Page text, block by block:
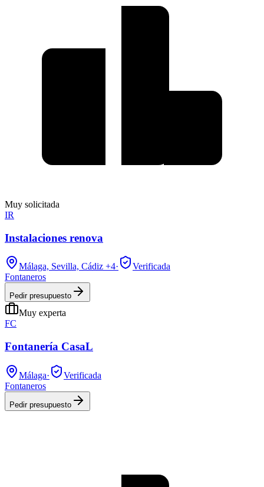
Muy solicitada
IR
Instalaciones renova
Málaga, Sevilla, Cádiz +4·
Verificada
Fontaneros
Pedir presupuesto
Muy experta
FC
Fontanería CasaL
Málaga·
Verificada
Fontaneros
Pedir presupuesto